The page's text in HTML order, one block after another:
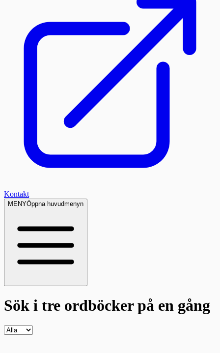
Kontakt
MENYÖppna huvudmenyn
Sök i tre ordböckerpå en gång